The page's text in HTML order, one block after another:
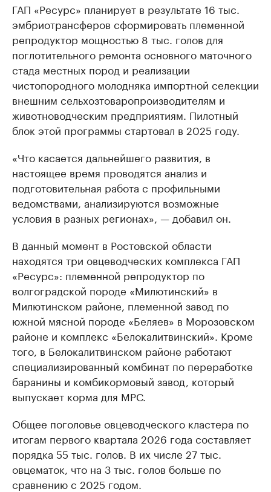
ГАП «Ресурс» планирует в результате 16 тыс.
эмбриотрансферов сформировать племенной
репродуктор мощностью 8 тыс. голов для
поглотительного ремонта основного маточного
стада местных пород и реализации
чистопородного молодняка импортной селекции
внешним сельхозтоваропроизводителям и
животноводческим предприятиям. Пилотный
блок этой программы стартовал в 2025 году.
«Что касается дальнейшего развития, в
настоящее время проводятся анализ и
подготовительная работа с профильными
ведомствами, анализируются возможные
условия в разных регионах», — добавил он.
В данный момент в Ростовской области
находятся три овцеводческих комплекса ГАП
«Ресурс»: племенной репродуктор по
волгоградской породе «Милютинский» в
Милютинском районе, племенной завод по
южной мясной породе «Беляев» в Морозовском
районе и комплекс «Белокалитвинский». Кроме
того, в Белокалитвинском районе работают
специализированный комбинат по переработке
баранины и комбикормовый завод, который
выпускает корма для МРС.
Общее поголовье овцеводческого кластера по
итогам первого квартала 2026 года составляет
порядка 55 тыс. голов. В их числе 27 тыс.
овцематок, что на 3 тыс. голов больше по
сравнению с 2025 годом.